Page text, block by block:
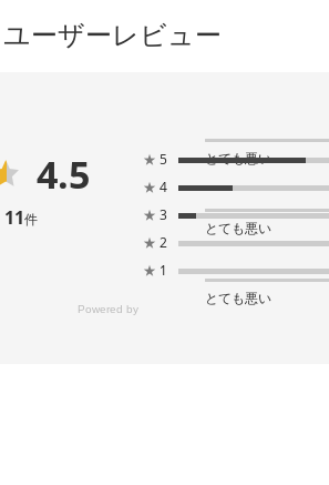
ユーザーレビュー
4.5
11件
★ 5
★ 4
★ 3
★ 2
★ 1
とても悪い
とても悪い
とても悪い